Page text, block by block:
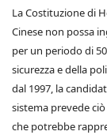
La Costituzione di
Cinese non possa
per un periodo di
sicurezza e della
dal 1997, la
sistema prevede
che potrebbe